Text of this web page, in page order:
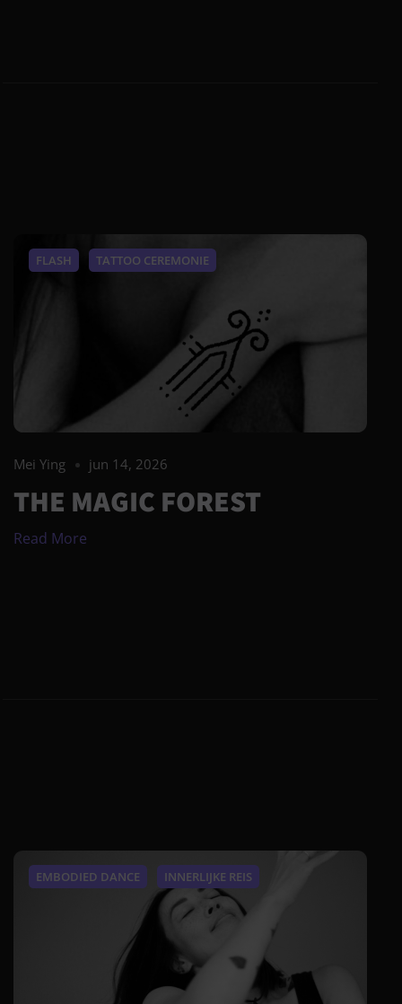
FLASH TATTOO CEREMONIE
Mei Ying jun 14, 2026
THE MAGIC FOREST
Read More
EMBODIED DANCE INNERLIJKE REIS